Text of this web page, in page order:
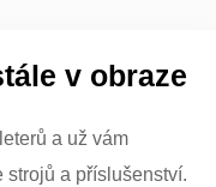
v obraze
a už vám
a příslušenství.